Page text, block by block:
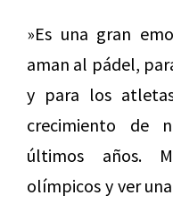
»Es una gran
aman al pádel,
y para los
crecimiento de
últimos años.
olímpicos y ver